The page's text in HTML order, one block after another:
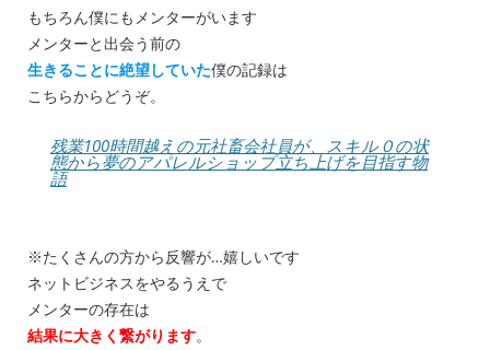
もちろん僕にもメンターがいます
メンターと出会う前の
生きることに絶望していた僕の記録は
こちらからどうぞ。
残業100時間越えの元社畜会社員が、スキル０の状
態から夢のアパレルショップ立ち上げを目指す物
語
※たくさんの方から反響が…嬉しいです
ネットビジネスをやるうえで
メンターの存在は
結果に大きく繋がります。